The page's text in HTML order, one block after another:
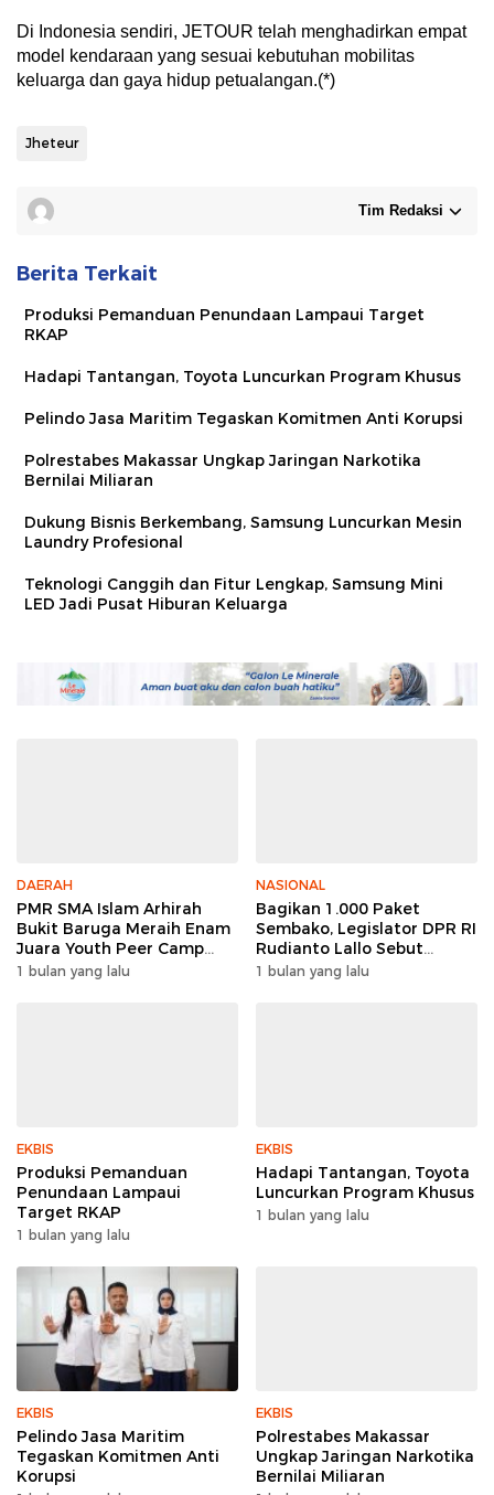
Di Indonesia sendiri, JETOUR telah menghadirkan empat
model kendaraan yang sesuai kebutuhan mobilitas
keluarga dan gaya hidup petualangan.(*)
Jheteur
Tim Redaksi
Berita Terkait
Produksi Pemanduan Penundaan Lampaui Target
RKAP
Hadapi Tantangan, Toyota Luncurkan Program Khusus
Pelindo Jasa Maritim Tegaskan Komitmen Anti Korupsi
Polrestabes Makassar Ungkap Jaringan Narkotika
Bernilai Miliaran
Dukung Bisnis Berkembang, Samsung Luncurkan Mesin
Laundry Profesional
Teknologi Canggih dan Fitur Lengkap, Samsung Mini
LED Jadi Pusat Hiburan Keluarga
DAERAH
PMR SMA Islam Arhirah
Bukit Baruga Meraih Enam
Juara Youth Peer Camp
2026
1 bulan yang lalu
NASIONAL
Bagikan 1.000 Paket
Sembako, Legislator DPR RI
Rudianto Lallo Sebut
Kepercayaan Publik Ke
1 bulan yang lalu
EKBIS
Produksi Pemanduan
Penundaan Lampaui
Target RKAP
1 bulan yang lalu
EKBIS
Hadapi Tantangan, Toyota
Luncurkan Program Khusus
1 bulan yang lalu
EKBIS
Pelindo Jasa Maritim
Tegaskan Komitmen Anti
Korupsi
EKBIS
Polrestabes Makassar
Ungkap Jaringan Narkotika
Bernilai Miliaran